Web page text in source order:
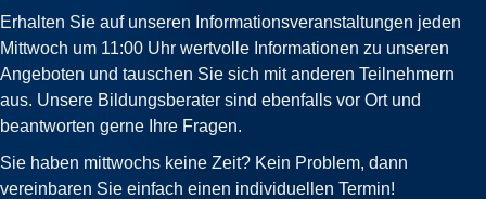
Erhalten Sie auf unseren Informationsveranstaltungen jeden
Mittwoch um 11:00 Uhr wertvolle Informationen zu unseren
Angeboten und tauschen Sie sich mit anderen Teilnehmern
aus. Unsere Bildungsberater sind ebenfalls vor Ort und
beantworten gerne Ihre Fragen.
Sie haben mittwochs keine Zeit? Kein Problem, dann
vereinbaren Sie einfach einen individuellen Termin!